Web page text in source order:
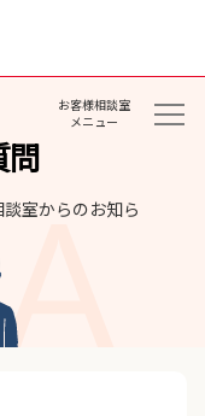
問
室からのお知ら
お客様相談室
メニュー